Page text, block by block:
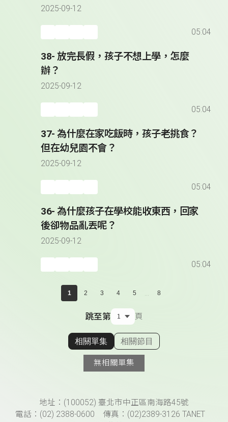
2025-09-12
05:04
38- 放完長假，孩子不想上學，怎麼
辦？
2025-09-12
05:04
37- 為什麼在家吃飯時，孩子老挑食？
但在幼兒園不會？
2025-09-12
05:04
36- 為什麼孩子在學校能收東西，回家
後卻物品亂丟呢？
2025-09-12
05:04
1 2 3 4 5 ... 8
跳至第 頁
顯示相關單集
相關單集 相關節目
無相關單集
頁尾資訊地址：(100052) 臺北市中正區南海路45號
電話：(02) 2388-0600 傳真：(02)2389-3126 TANET